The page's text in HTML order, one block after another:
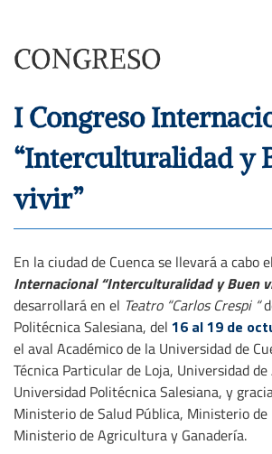
CONGRESO
I Congreso
“Interculturalidad y
vivir”
En la ciudad de Cuenca se llevará a cabo el
Internacional “Interculturalidad y Buen
desarrollará en el Teatro “Carlos Crespi “
Politécnica Salesiana, del 16 al 19 de
el aval Académico de la Universidad de
Técnica Particular de Loja, Universidad
Universidad Politécnica Salesiana, y
Ministerio de Salud Pública, Ministerio de
Ministerio de Agricultura y Ganadería.